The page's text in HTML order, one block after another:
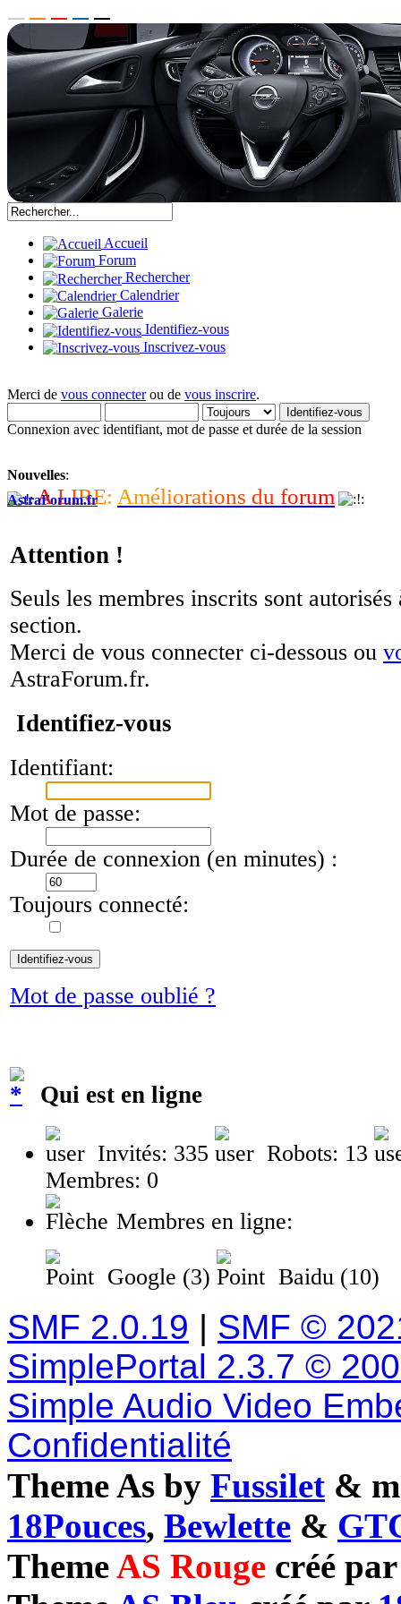
Accueil
Forum
Rechercher
Calendrier
Galerie
Identifiez-vous
Inscrivez-vous
Merci de vous connecterou de vous inscrire.
Connexion avec identifiant, mot de passe et durée de la session
Nouvelles:
A LIRE: Améliorations du forum
AstraForum.fr
Attention !
Seuls les membres inscrits sont autorisés
section.
Merci de vous connecter ci-dessous ou
AstraForum.fr.
Identifiez-vous
Identifiant:
Mot de passe:
Durée de connexion (en minutes) :
Toujours connecté:
Mot de passe oublié ?
Qui est en ligne
Invités: 335
Robots: 13
Membres: 0
Membres en ligne:
Google (3) Baidu (10)
SMF 2.0.19 | SMF ©
SimplePortal 2.3.7 ©
Simple Audio Video
Confidentialité
Theme As by Fussilet &
18Pouces, Bewlette &
ThemeAS Rouge créé